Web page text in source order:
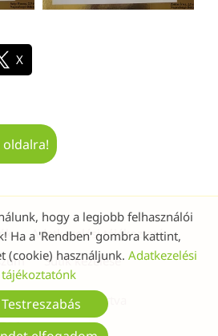
X
oldalra!
Minden jog fenntartva
Adatkezelési tájékoztató
Sütik kezelése
Testreszabás
hogy a legjobb felhasználói
Ha a 'Rendben' gombra kattint,
(cookie) használjunk. Adatkezelési
tájékoztatónk